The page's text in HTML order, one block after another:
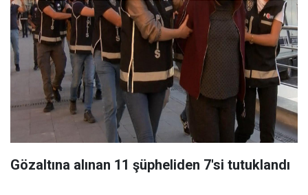
Gözaltına alınan 11 şüpheliden 7'si tutuklandı